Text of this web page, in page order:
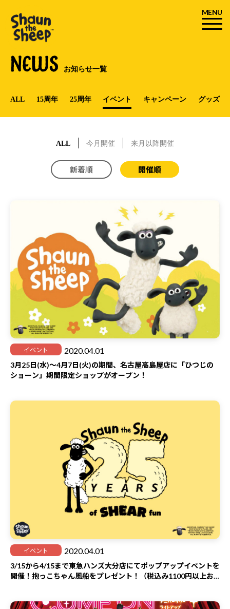
MENU
NEWS お知らせ一覧
ALL 15周年 25周年 イベント キャンペーン グッズ
ALL 今月開催 来月以降開催
新着順 開催順
イベント 2020.04.01
3月25日(水)～4月7日(火)の期間、名古屋高島屋店に「ひつじの
ショーン」期間限定ショップがオープン！
イベント 2020.04.01
3/15から4/15まで東急ハンズ大分店にてポップアップイベントを
開催！抱っこちゃん風船をプレゼント！（税込み1100円以上お